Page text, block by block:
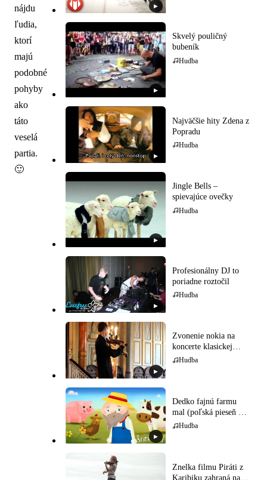
nájdu
ľudia,
ktorí
majú
podobné
pohyby
ako
táto
veselá
partia.
🙂
▶
▶
Skvelý pouličný
bubeník
Hudba
▶
Najväčšie hity Zdena z
Popradu
Hudba
▶
Jingle Bells –
spievajúce ovečky
Hudba
▶
Profesionálny DJ to
poriadne roztočil
Hudba
▶
Zvonenie nokia na
koncerte klasickej
hudby
Hudba
▶
Dedko fajnú farmu
mal (poľská pieseň pre
deti)
Hudba
Znelka filmu Piráti z
Karibiku zahraná na